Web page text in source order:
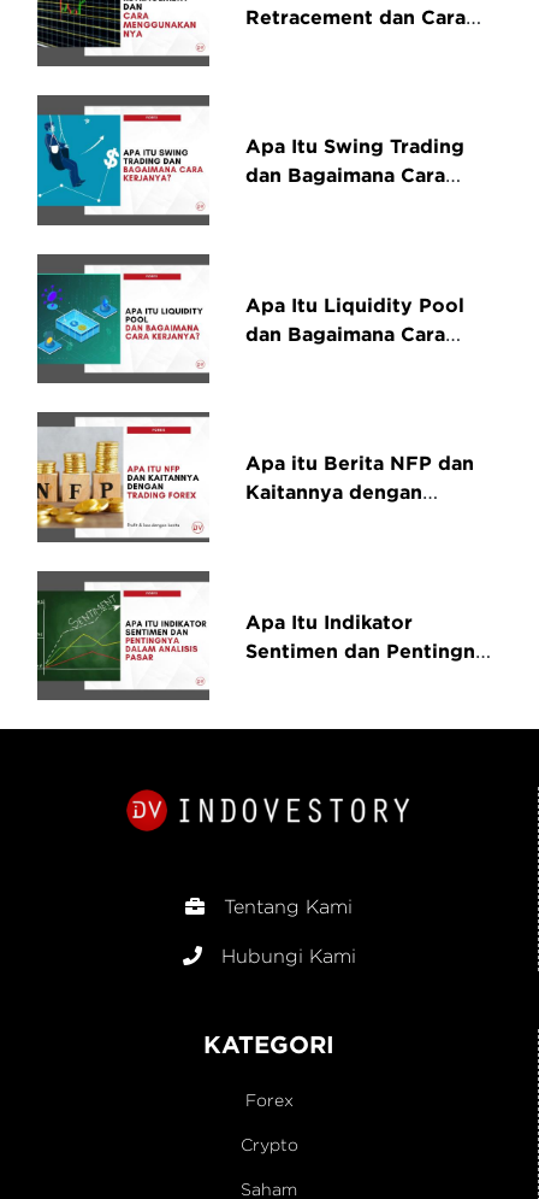
Retracement dan Cara
Apa Itu Swing Trading
dan Bagaimana Cara
Apa Itu Liquidity Pool
dan Bagaimana Cara
Apa itu Berita NFP dan
Kaitannya dengan
Apa Itu Indikator
Sentimen dan Pentingnya
Tentang Kami
Hubungi Kami
KATEGORI
Forex
Crypto
Saham